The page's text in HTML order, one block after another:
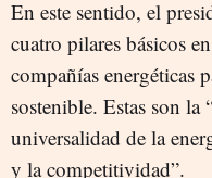
En este sentido, el
cuatro pilares básicos
compañías energéticas
sostenible. Estas son
universalidad de la
y la competitividad”.